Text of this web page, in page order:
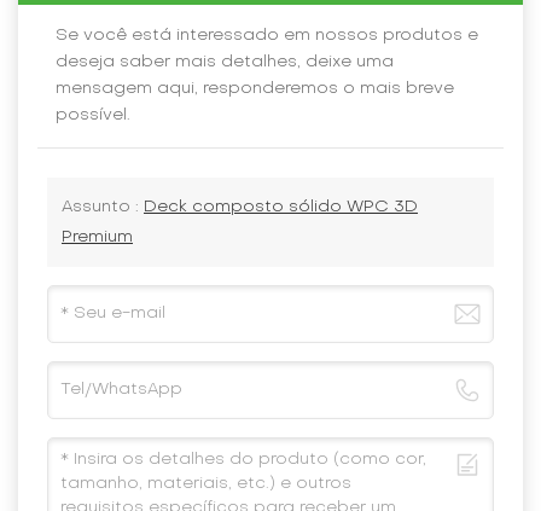
Se você está interessado em nossos produtos e
deseja saber mais detalhes, deixe uma
mensagem aqui, responderemos o mais breve
possível.
Assunto : Deck composto sólido WPC 3D
Premium